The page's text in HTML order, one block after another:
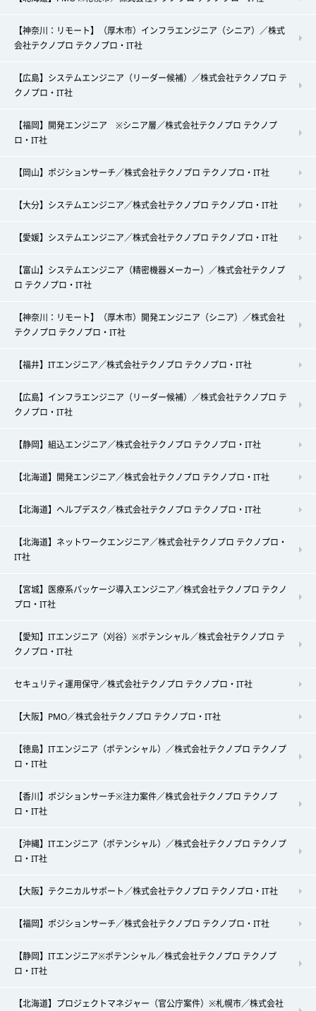
【神奈川：リモート】（厚木市）インフラエンジニア（シニア）／株式
会社テクノプロ テクノプロ・IT社
【広島】システムエンジニア（リーダー候補）／株式会社テクノプロ テ
クノプロ・IT社
【福岡】開発エンジニア ※シニア層／株式会社テクノプロ テクノプ
ロ・IT社
【岡山】ポジションサーチ／株式会社テクノプロ テクノプロ・IT社
【大分】システムエンジニア／株式会社テクノプロ テクノプロ・IT社
【愛媛】システムエンジニア／株式会社テクノプロ テクノプロ・IT社
【富山】システムエンジニア（精密機器メーカー）／株式会社テクノプ
ロ テクノプロ・IT社
【神奈川：リモート】（厚木市）開発エンジニア（シニア）／株式会社
テクノプロ テクノプロ・IT社
【福井】ITエンジニア／株式会社テクノプロ テクノプロ・IT社
【広島】インフラエンジニア（リーダー候補）／株式会社テクノプロ テ
クノプロ・IT社
【静岡】組込エンジニア／株式会社テクノプロ テクノプロ・IT社
【北海道】開発エンジニア／株式会社テクノプロ テクノプロ・IT社
【北海道】ヘルプデスク／株式会社テクノプロ テクノプロ・IT社
【北海道】ネットワークエンジニア／株式会社テクノプロ テクノプロ・
IT社
【宮城】医療系パッケージ導入エンジニア／株式会社テクノプロ テクノ
プロ・IT社
【愛知】ITエンジニア（刈谷）※ポテンシャル／株式会社テクノプロ テ
クノプロ・IT社
セキュリティ運用保守／株式会社テクノプロ テクノプロ・IT社
【大阪】PMO／株式会社テクノプロ テクノプロ・IT社
【徳島】ITエンジニア（ポテンシャル）／株式会社テクノプロ テクノプ
ロ・IT社
【香川】ポジションサーチ※注力案件／株式会社テクノプロ テクノプ
ロ・IT社
【沖縄】ITエンジニア（ポテンシャル）／株式会社テクノプロ テクノプ
ロ・IT社
【大阪】テクニカルサポート／株式会社テクノプロ テクノプロ・IT社
【福岡】ポジションサーチ／株式会社テクノプロ テクノプロ・IT社
【静岡】ITエンジニア※ポテンシャル／株式会社テクノプロ テクノプ
ロ・IT社
【北海道】プロジェクトマネジャー（官公庁案件）※札幌市／株式会社